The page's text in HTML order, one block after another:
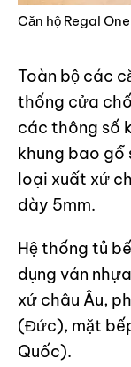
Căn hộ Regal
Toàn bộ các
thống cửa
các thông số
khung bao gỗ
loại xuất xứ
dày 5mm.
Hệ thống tủ
dụng ván
xứ châu Âu,
(Đức), mặt
Quốc).